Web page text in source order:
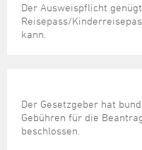
Der Ausweispflicht
Reisepass/
kann.
Der Gesetzgeber hat
Gebühren für die
beschlossen.